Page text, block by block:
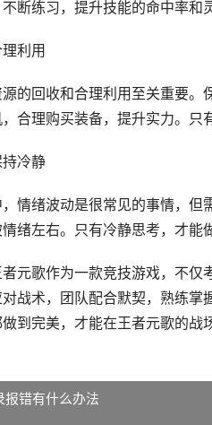
断练习，提升技能的命中率和
利用
的回收和合理利用至关重要。
合理购买装备，提升实力。只
冷静
情绪波动是很常见的事情，
绪左右。只有冷静思考，才能
元歌作为一款竞技游戏，不
战术，团队配合默契，熟练掌
到完美，才能在王者元歌的战
报错有什么办法